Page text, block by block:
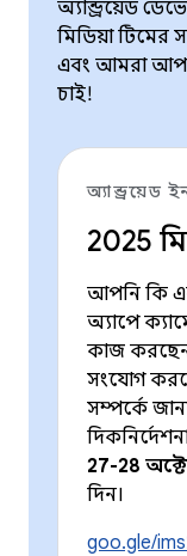
অ্যান্ড্রয়েড
মিডিয়া টিমের
এবং আমরা
চাই!
অ্যান্ড্রয়েড
2025
আপনি কি
অ্যাপে
কাজ
সংযোগ
সম্পর্কে
27-28
দিন।
goo.gle/